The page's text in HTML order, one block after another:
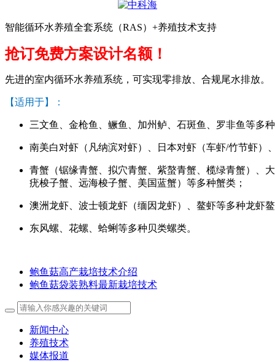
智能循环水养殖全套系统（RAS）+养殖技术支持
抢订免费方案设计名额！
先进的室内循环水养殖系统，可实现零排放、合规尾水排放。
【适用于】：
三文鱼、金枪鱼、鳜鱼、加州鲈、石斑鱼、罗非鱼等多
南美白对虾（凡纳滨对虾）、日本对虾（车虾/竹节虾）
青蟹（锯缘青蟹、拟穴青蟹、紫螯青蟹、榄绿青蟹）、
疣梭子蟹、远海梭子蟹、美国蓝蟹）等多种蟹类；
澳洲龙虾、波士顿龙虾（缅因龙虾）、鳌虾等多种龙虾
东风螺、花螺、蛤蜊等多种贝类螺类。
鲍鱼菇高产栽培技术介绍
鲍鱼菇袋装熟料最新栽培技术
新闻中心
养殖技术
媒体报道